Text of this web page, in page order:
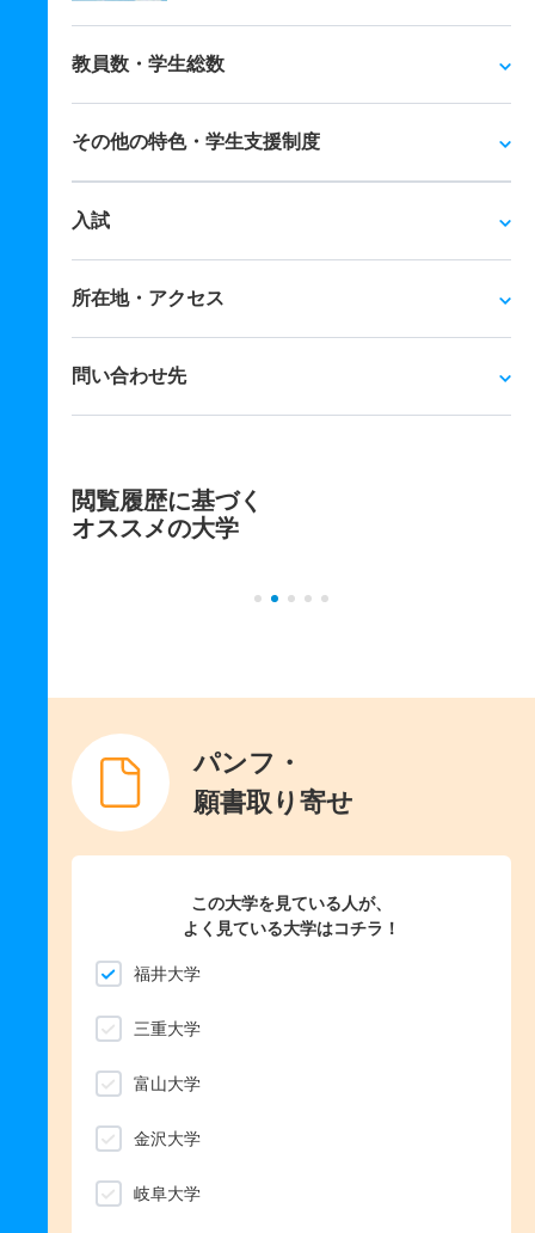
教員数・学生総数
その他の特色・学生支援制度
入試
所在地・アクセス
問い合わせ先
閲覧履歴に基づく
オススメの大学
パンフ・
願書取り寄せ
この大学を見ている人が、
よく見ている大学はコチラ！
福井大学
三重大学
富山大学
金沢大学
岐阜大学